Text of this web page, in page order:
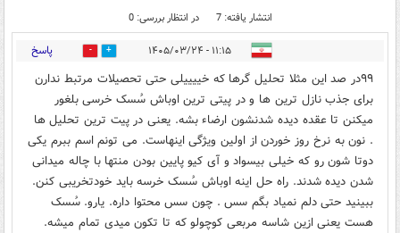
انتشار یافته: 7 در انتظار بررسی: 0
۱۱:۱۵ - ۱۴۰۵/۰۳/۲۴ 1 پاسخ
۹۹در صد این مثلا تحلیل گرها که خییییلی حتی تحصیلات مرتبط ندارن
برای جذب نازل ترین ها و در پیتی ترین اوباش سُسک خرسی بلغور
میکنن تا عقده دیده شدنشون ارضاء بشه. یعنی در پیت ترین تحلیل ها
. نون به نرخ روز خوردن از اولین ویژگی اینهاست. می تونم اسم ببرم یکی
دوتا شون رو که خیلی بیسواد و آی کیو پایین بودن منتها با چاله میدانی
شدن دیده شدند. راه حل اینه اوباش سُسک خرسه باید خودتخریبی کنن.
ببینید حتی دلم نمیاد بگم سس . چون سس محتوا داره. یارو. سُسک
هست یعنی ازین شاسه مربعی کوچولو که تا تکون میدی تمام میشه.